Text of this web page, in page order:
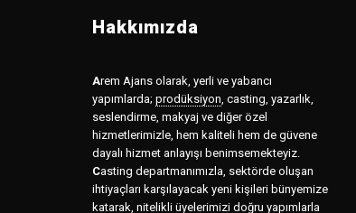
Hakkımızda
Arem Ajans olarak, yerli ve yabancı
yapımlarda; prodüksiyon casting, yazarlık,
seslendirme, makyaj ve diğer özel
hizmetlerimizle, hem kaliteli hem de güvene
dayalı hizmet anlayışı benimsemekteyiz.
Casting departmanımızla, sektörde oluşan
ihtiyaçları karşılayacak yeni kişileri bünyemize
katarak, nitelikli üyelerimizi doğru yapımlarla